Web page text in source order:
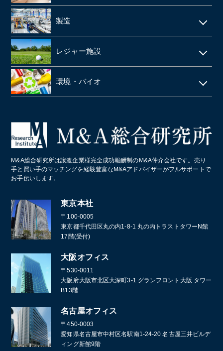
動物病院
歯科
眼科クリニック
医薬品卸
障害者施設 ・就労継続支援施設
清酒酒造・酒蔵
お弁当・惣菜屋
給食・テイクアウト・配達飲食
ラーメン屋
居酒屋
スーパーマーケット
FC(フランチャイズ加盟店)
ドラッグストア
LPガス
警備
エステサロン
ネイルサロン
税理士事務所・会計事務所
コールセンター
スポーツクラブ・フィットネスクラブ
葬儀
製造
印刷
塗料・塗料卸売メーカー
段ボール
造船業・重機・プラント業界
レジャー施設
ゴルフ場
クライミングジム・ボルダリングジム
環境・バイオ
M&A総合研究所は譲渡企業様完全成功報酬制のM&A仲介会社です。売り
手と買い手のマッチングを経験豊富なM&Aアドバイザーがフルサポートで
お手伝いします。
東京本社
〒100-0005
東京都千代田区丸の内1-8-1 丸の内トラストタワーN館
17階(受付)
大阪オフィス
〒530-0011
大阪府大阪市北区大深町3-1 グランフロント大阪 タワー
B13階
名古屋オフィス
〒450-0003
愛知県名古屋市中村区名駅南1-24-20 名古屋三井ビルデ
ィング新館9階